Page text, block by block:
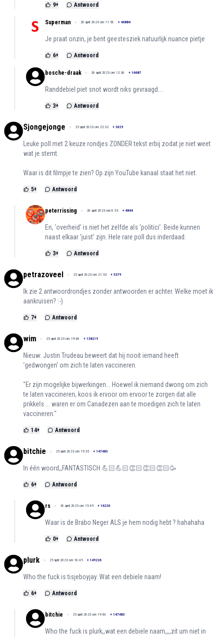
9+ Antwoord
Superman 26 april 2023 om 11:56 + 46884
Je praat onzin, je bent geestesziek natuurlijk nuance pietje
6+ Antwoord
bosche-draak 26 april 2023 om 12:36 + 16687
Randdebiel piet snot wordt niks gevraagd....
3+ Antwoord
Sjongejonge 25 april 2023 om 22:32 + 3029
Leuke poll met 2 keuze rondjes ZONDER tekst erbij zodat je niet weet
wat je stemt.
Waar is dit filmpje te zien? Op zijn YouTube kanaal staat het niet.
5+ Antwoord
peterrissing 26 april 2023 om 8:53 + 4844
En, ‘overheid’ is niet het zelfde als ‘politici’. Beide kunnen
naast elkaar ‘juist’ zijn. Hele rare poll dus inderdaad.
3+ Antwoord
petrazoveel 25 april 2023 om 21:33 + 5379
Ik zie 2 antwoordrondjes zonder antwoorden er achter. Welke moet ik
aankruisen? :-)
7+ Antwoord
wim 25 april 2023 om 19:48 + 138219
Nieuw: Justin Trudeau beweert dat hij nooit iemand heeft
'gedwongen' om zich te laten vaccineren.
"Er zijn mogelijke bijwerkingen... Hoewel ik niemand dwong om zich
te laten vaccineren, koos ik ervoor om ervoor te zorgen dat alle
prikkels ... waren er om Canadezen aan te moedigen zich te laten
vaccineren."
14+ Antwoord
bitchie 25 april 2023 om 19:35 + 147483
In één woord,,FANTASTISCH 💪🏻💪🏻👏🏻👏🏻👏🏻🥳
6+ Antwoord
rs 26 april 2023 om 15:49 + 16226
Waar is de Brabo Neger ALS je hem nodig hebt ? hahahaha
0+ Antwoord
plurk 25 april 2023 om 18:45 + 149226
Who the fuck is tisjeboyjay. Wat een debiele naam!
6+ Antwoord
bitchie 25 april 2023 om 19:40 + 147483
Who the fuck is plurk,,wat een debiele naam,,,,zit um niet in